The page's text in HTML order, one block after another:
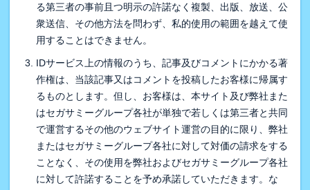
る第三者の事前且つ明示の許諾なく複製、出版、放送、公
衆送信、その他方法を問わず、私的使用の範囲を越えて使
用することはできません。
IDサービス上の情報のうち、記事及びコメントにかかる著
作権は、当該記事又はコメントを投稿したお客様に帰属す
るものとします。但し、お客様は、本サイト及び弊社また
はセガサミーグループ各社が単独で若しくは第三者と共同
で運営するその他のウェブサイト運営の目的に限り、弊社
またはセガサミーグループ各社に対して対価の請求をする
ことなく、その使用を弊社およびセガサミーグループ各社
に対して許諾することを予め承諾していただきます。な